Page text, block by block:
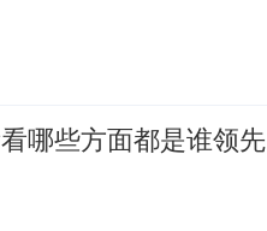
哪些方面都是谁领先